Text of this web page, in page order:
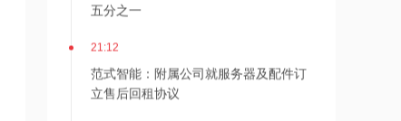
五分之一
21:12
范式智能：附属公司就服务器及配件订
立售后回租协议